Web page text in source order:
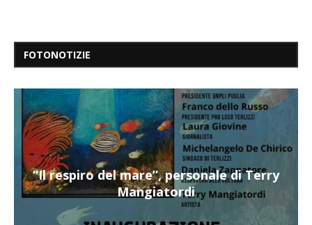
FOTONOTIZIE
“Il respiro del mare”, personale di Terry
Mangiatordi